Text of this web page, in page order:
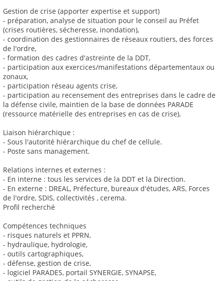
Gestion de crise (apporter expertise et support)
- préparation, analyse de situation pour le conseil au Préfet
(crises routières, sécheresse, inondation),
- coordination des gestionnaires de réseaux routiers, des forces
de l'ordre,
- formation des cadres d'astreinte de la DDT,
- participation aux exercices/manifestations départementaux ou
zonaux,
- participation réseau agents crise,
- participation au recensement des entreprises dans le cadre de
la défense civile, maintien de la base de données PARADE
(ressource matérielle des entreprises en cas de crise),
Liaison hiérarchique :
- Sous l'autorité hiérarchique du chef de cellule.
- Poste sans management.
Relations internes et externes :
- En interne : tous les services de la DDT et la Direction.
- En externe : DREAL, Préfecture, bureaux d'études, ARS, Forces
de l'ordre, SDIS, collectivités , cerema.
Profil recherché
Compétences techniques
- risques naturels et PPRN,
- hydraulique, hydrologie,
- outils cartographiques,
- défense, gestion de crise,
- logiciel PARADES, portail SYNERGIE, SYNAPSE,